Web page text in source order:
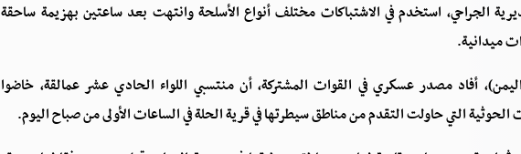
الجراحي، استخدم في الاشتباكات مختلف أنواع الأسلحة وانتهت بعد ساعتين بهزيمة ساحقة
ميدانية.
أفاد مصدر عسكري في القوات المشتركة، أن منتسبي اللواء الحادي عشر عمالقة، خاضوا
التي حاولت التقدم من مناطق سيطرتها في قرية الحلة في الساعات الأولى من صباح اليوم.